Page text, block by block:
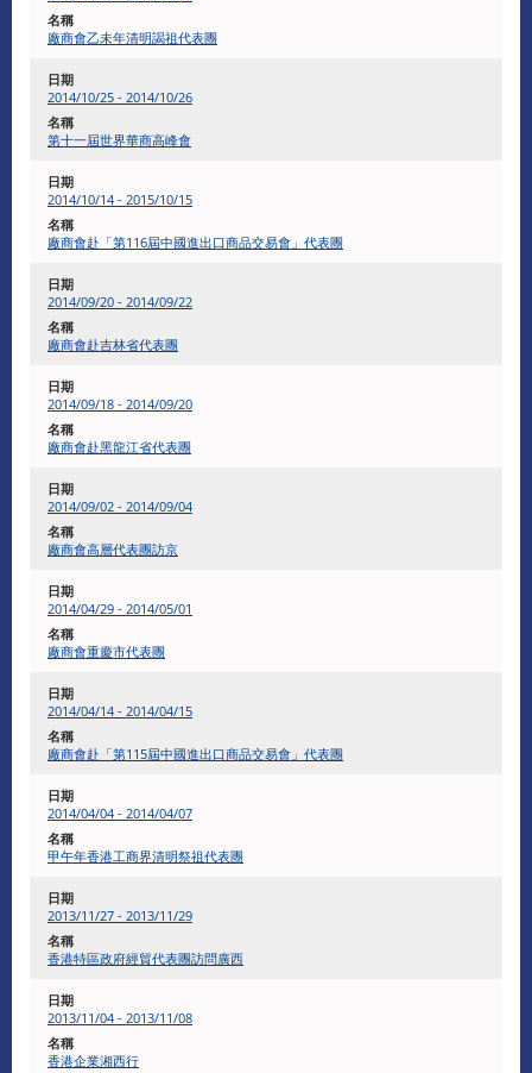
廠商會乙未年清明謁祖代表團
2014/10/25 - 2014/10/26
第十一屆世界華商高峰會
2014/10/14 - 2015/10/15
廠商會赴「第116屆中國進出口商品交易會」代表團
2014/09/20 - 2014/09/22
廠商會赴吉林省代表團
2014/09/18 - 2014/09/20
廠商會赴黑龍江省代表團
2014/09/02 - 2014/09/04
廠商會高層代表團訪京
2014/04/29 - 2014/05/01
廠商會重慶市代表團
2014/04/14 - 2014/04/15
廠商會赴「第115屆中國進出口商品交易會」代表團
2014/04/04 - 2014/04/07
甲午年香港工商界清明祭祖代表團
2013/11/27 - 2013/11/29
香港特區政府經貿代表團訪問廣西
2013/11/04 - 2013/11/08
香港企業湘西行